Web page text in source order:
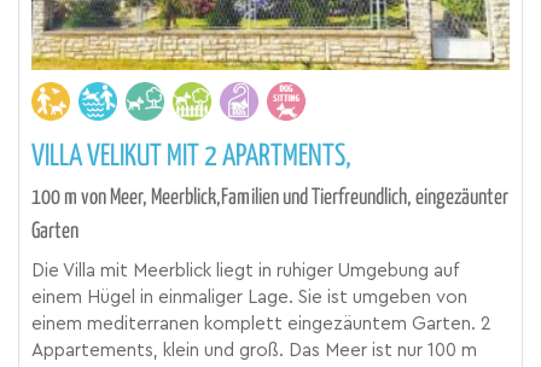
VILLA VELIKUT MIT 2 APARTMENTS,
100 m von Meer, Meerblick,Familien und Tierfreundlich, eingezäunter
Garten
Die Villa mit Meerblick liegt in ruhiger Umgebung auf
einem Hügel in einmaliger Lage. Sie ist umgeben von
einem mediterranen komplett eingezäuntem Garten. 2
Appartements, klein und groß. Das Meer ist nur 100 m